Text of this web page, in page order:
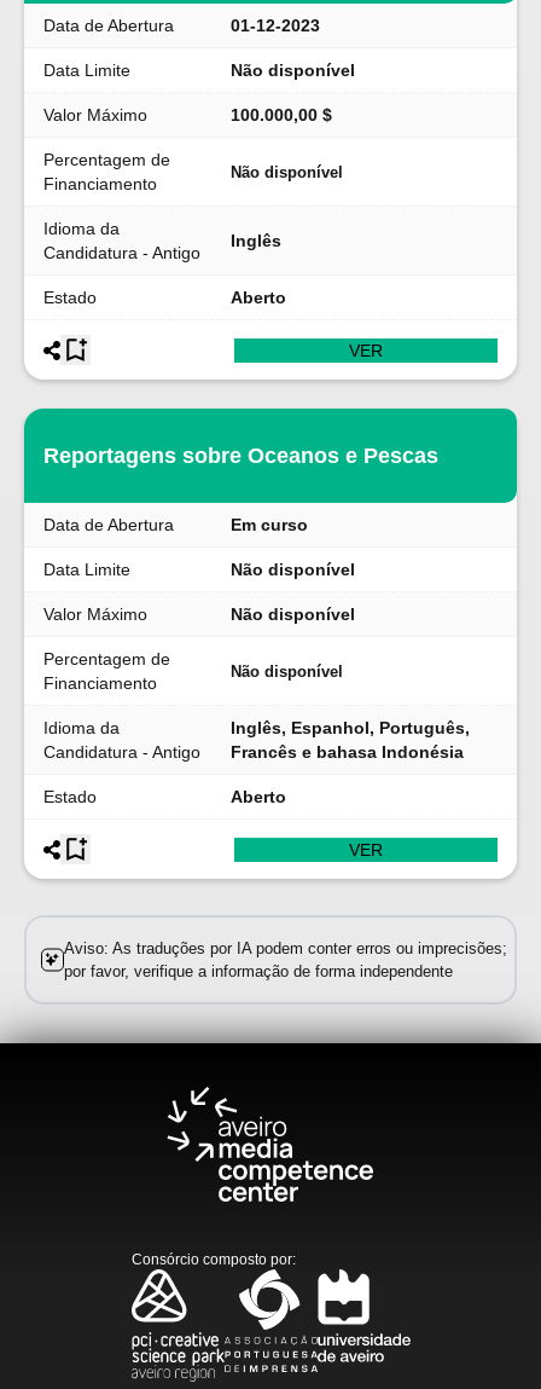
Data de Abertura 01-12-2023
Data Limite Não disponível
Valor Máximo 100.000,00 $
Percentagem de
Financiamento
Não disponível
Idioma da
Candidatura - Antigo
Inglês
Estado Aberto
VER
Reportagens sobre Oceanos e Pescas
Data de Abertura Em curso
Data Limite Não disponível
Valor Máximo Não disponível
Percentagem de
Financiamento
Não disponível
Idioma da
Candidatura - Antigo
Inglês, Espanhol, Português,
Francês e bahasa Indonésia
Estado Aberto
VER
Aviso: As traduções por IA podem conter erros ou imprecisões;
por favor, verifique a informação de forma independente
Consórcio composto por: